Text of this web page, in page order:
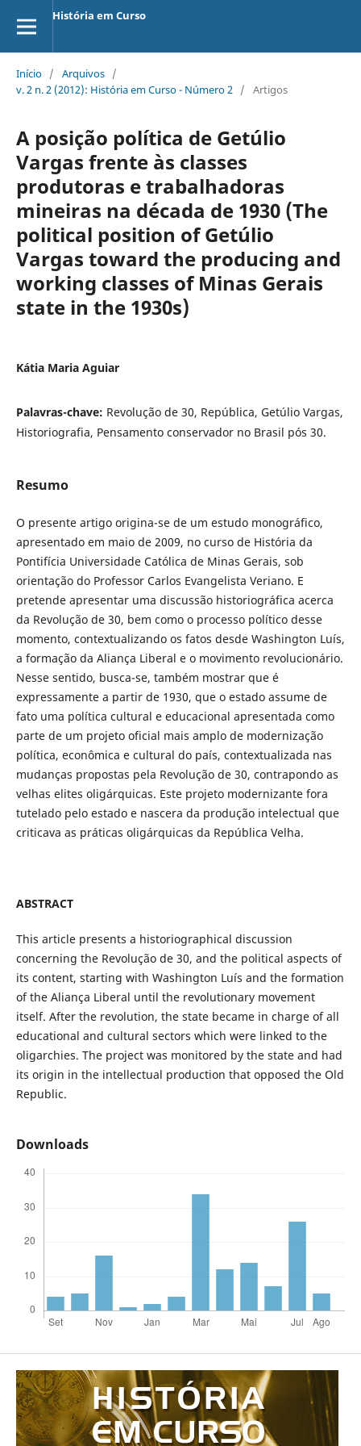
História em Curso
Início / Arquivos /
v. 2 n. 2 (2012): História em Curso - Número 2 / Artigos
A posição política de Getúlio
Vargas frente às classes
produtoras e trabalhadoras
mineiras na década de 1930 (The
political position of Getúlio
Vargas toward the producing and
working classes of Minas Gerais
state in the 1930s)
Kátia Maria Aguiar
Palavras-chave: Revolução de 30, República, Getúlio Vargas,
Historiografia, Pensamento conservador no Brasil pós 30.
Resumo
O presente artigo origina-se de um estudo monográfico,
apresentado em maio de 2009, no curso de História da
Pontifícia Universidade Católica de Minas Gerais, sob
orientação do Professor Carlos Evangelista Veriano. E
pretende apresentar uma discussão historiográfica acerca
da Revolução de 30, bem como o processo político desse
momento, contextualizando os fatos desde Washington Luís,
a formação da Aliança Liberal e o movimento revolucionário.
Nesse sentido, busca-se, também mostrar que é
expressamente a partir de 1930, que o estado assume de
fato uma política cultural e educacional apresentada como
parte de um projeto oficial mais amplo de modernização
política, econômica e cultural do país, contextualizada nas
mudanças propostas pela Revolução de 30, contrapondo as
velhas elites oligárquicas. Este projeto modernizante fora
tutelado pelo estado e nascera da produção intelectual que
criticava as práticas oligárquicas da República Velha.
ABSTRACT
This article presents a historiographical discussion
concerning the Revolução de 30, and the political aspects of
its content, starting with Washington Luís and the formation
of the Aliança Liberal until the revolutionary movement
itself. After the revolution, the state became in charge of all
educational and cultural sectors which were linked to the
oligarchies. The project was monitored by the state and had
its origin in the intellectual production that opposed the Old
Republic.
Downloads